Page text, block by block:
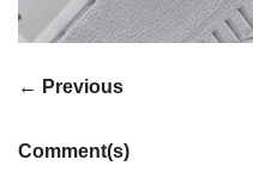
← Previous
Comment(s)